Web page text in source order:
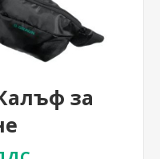
за